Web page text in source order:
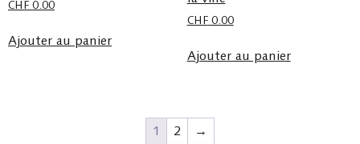
CHF 0.00
Ajouter au panier
CHF0.00
Ajouter au panier
1 2 →